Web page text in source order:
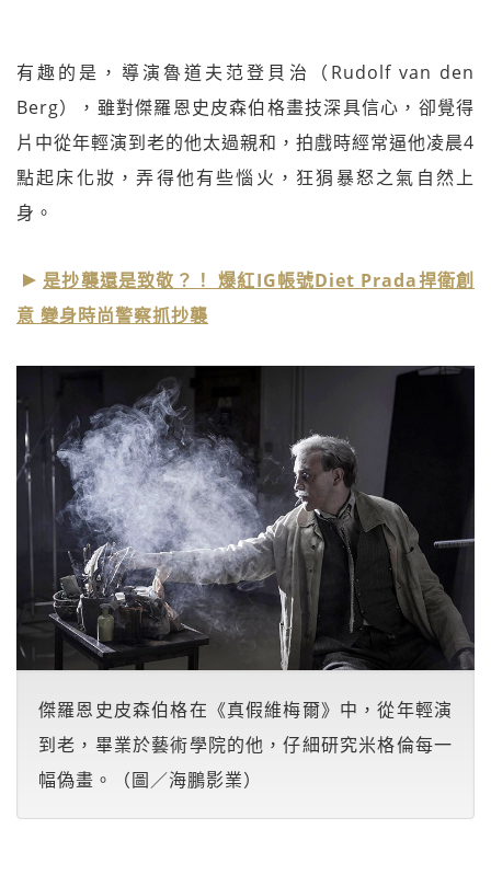
有趣的是，導演魯道夫范登貝治（Rudolf van den
Berg），雖對傑羅恩史皮森伯格畫技深具信心，卻覺得
片中從年輕演到老的他太過親和，拍戲時經常逼他凌晨4
點起床化妝，弄得他有些惱火，狂狷暴怒之氣自然上
身。
是抄襲還是致敬？！ 爆紅IG帳號Diet Prada捍衛創
意 變身時尚警察抓抄襲
傑羅恩史皮森伯格在《真假維梅爾》中，從年輕演
到老，畢業於藝術學院的他，仔細研究米格倫每一
幅偽畫。（圖／海鵬影業）